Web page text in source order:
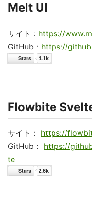
Melt UI
サイト： https://
GitHub： https://
Flowbite
サイト： https://
GitHub： https://
te